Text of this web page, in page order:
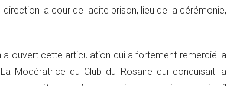
la cour de ladite prison, lieu de la cérémonie,
ouvert cette articulation qui a fortement remercié la
Modératrice du Club du Rosaire qui conduisait la